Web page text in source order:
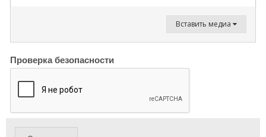
Вставить медиа
Проверка безопасности